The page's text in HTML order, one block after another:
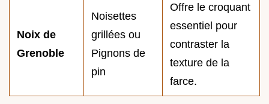
Noix de
Grenoble
Noisettes
grillées ou
Pignons de
pin
Offre le croquant
essentiel pour
contraster la
texture de la
farce.